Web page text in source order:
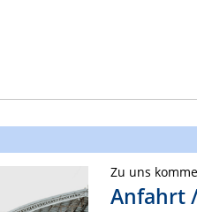
Zu uns
Anfahrt